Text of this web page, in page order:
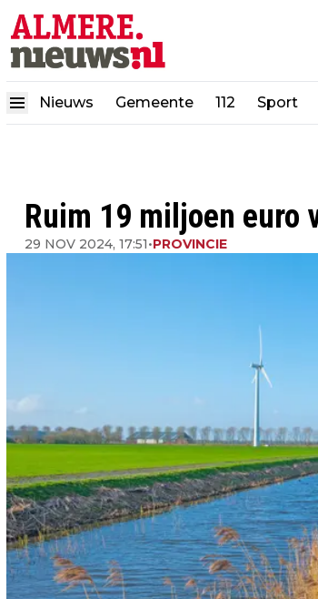
Nieuws Gemeente 112 Sport
Ruim 19 miljoen euro
29 NOV 2024, 17:51•PROVINCIE